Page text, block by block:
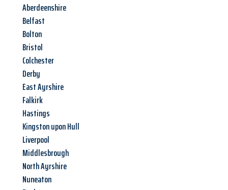
Aberdeenshire
Belfast
Bolton
Bristol
Colchester
Derby
East Ayrshire
Falkirk
Hastings
Kingston upon Hull
Liverpool
Middlesbrough
North Ayrshire
Nuneaton